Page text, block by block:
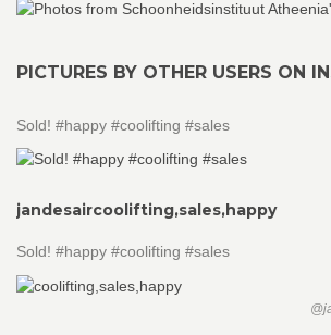
PICTURES BY OTHER USERS ON
Sold! #happy #coolifting #sales
jandesaircoolifting,sales,happy
Sold! #happy #coolifting #sales